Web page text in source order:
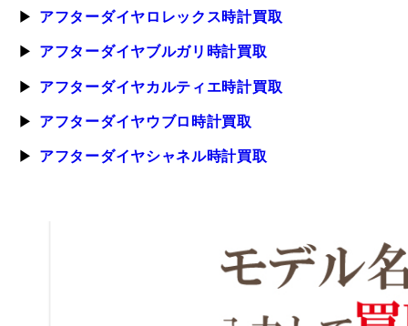
アフターダイヤロレックス時計買取
アフターダイヤブルガリ時計買取
アフターダイヤカルティエ時計買取
アフターダイヤウブロ時計買取
アフターダイヤシャネル時計買取